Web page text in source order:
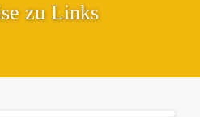
zu Links